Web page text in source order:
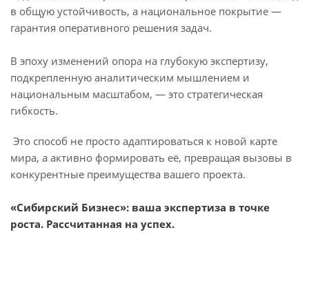
в общую устойчивость, а национальное покрытие —
гарантия оперативного решения задач.
В эпоху изменений опора на глубокую экспертизу,
подкрепленную аналитическим мышлением и
национальным масштабом, — это стратегическая
гибкость.
Это способ не просто адаптироваться к новой карте
мира, а активно формировать её, превращая вызовы в
конкурентные преимущества вашего проекта.
«Сибирский Бизнес»: ваша экспертиза в точке
роста. Рассчитанная на успех.